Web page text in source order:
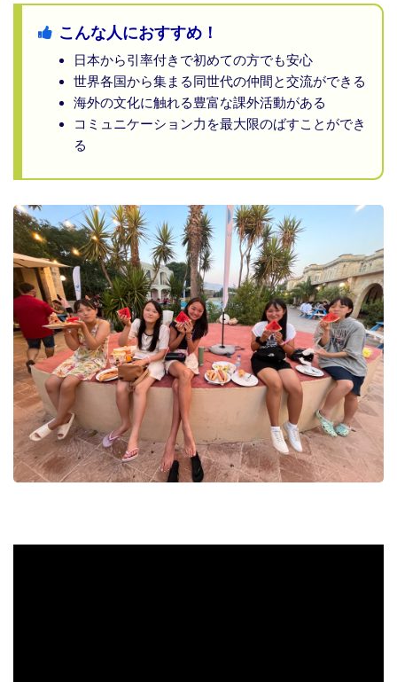
こんな人におすすめ！
日本から引率付きで初めての方でも安心
世界各国から集まる同世代の仲間と交流ができる
海外の文化に触れる豊富な課外活動がある
コミュニケーション力を最大限のばすことができ
る